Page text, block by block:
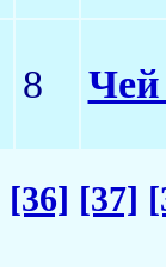
8
[36] [37]